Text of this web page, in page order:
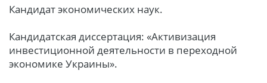
Кандидат экономических наук.
Кандидатская диссертация: «Активизация
инвестиционной деятельности в переходной
экономике Украины».